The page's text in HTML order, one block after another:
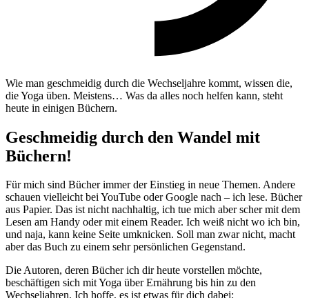
Wie man geschmeidig durch die Wechseljahre kommt, wissen die,
die Yoga üben. Meistens… Was da alles noch helfen kann, steht
heute in einigen Büchern.
Geschmeidig durch den Wandel mit
Büchern!
Für mich sind Bücher immer der Einstieg in neue Themen. Andere
schauen vielleicht bei YouTube oder Google nach – ich lese. Bücher
aus Papier. Das ist nicht nachhaltig, ich tue mich aber scher mit dem
Lesen am Handy oder mit einem Reader. Ich weiß nicht wo ich bin,
und naja, kann keine Seite umknicken. Soll man zwar nicht, macht
aber das Buch zu einem sehr persönlichen Gegenstand.
Die Autoren, deren Bücher ich dir heute vorstellen möchte,
beschäftigen sich mit Yoga über Ernährung bis hin zu den
Wechseljahren. Ich hoffe, es ist etwas für dich dabei: